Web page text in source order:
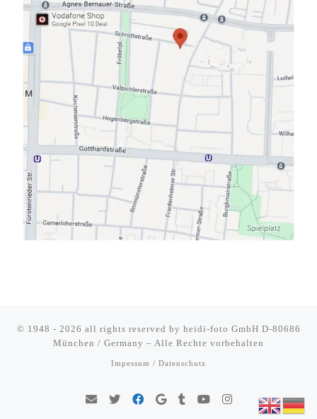
© 1948 - 2026 all rights reserved by heidi-foto GmbH D-80686
München / Germany – Alle Rechte vorbehalten
Impessum / Datenschutz